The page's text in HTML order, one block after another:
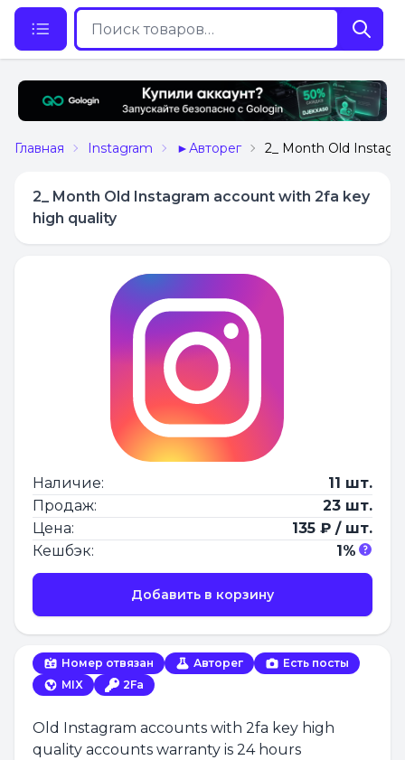
Главная Instagram ►Авторег 2_ Month Old
2_ Month Old Instagram account with 2fa key
high quality
Номер отвязан Авторег
Есть посты
MIX
2Fa
Old Instagram accounts with 2fa key high
quality accounts warranty is 24 hours
Наличие:
11 шт.
Продаж:
23 шт.
Цена:
135 ₽ / шт.
Кешбэк:
1%
Добавить в корзину